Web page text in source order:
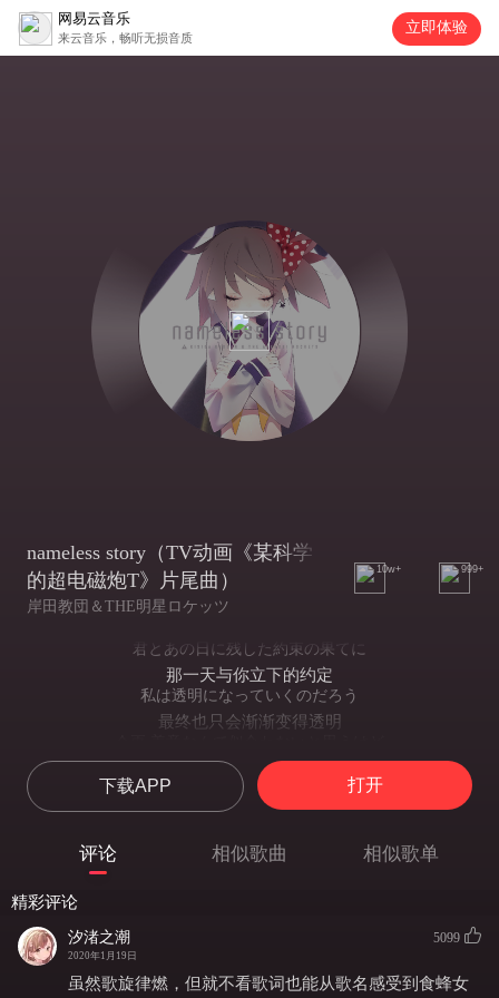
网易云音乐
来云音乐，畅听无损音质
立即体验
nameless story（TV动画《某科学
的超电磁炮T》片尾曲）
岸田教団＆THE明星ロケッツ
10w+ 999+
君とあの日に残した約束の果てに
那一天与你立下的约定
私は透明になっていくのだろう
最终也只会渐渐变得透明
尽管事到如今已经不配抱有善意
少し救われるかな
也会感到一丝救赎
若能抵达这份回忆的彼岸该多好
運命力なんて信用しない
下载APP 打开
评论 相似歌曲 相似歌单
精彩评论
汐渚之潮
2020年1月19日
5099
虽然歌旋律燃，但就不看歌词也能从歌名感受到食蜂女